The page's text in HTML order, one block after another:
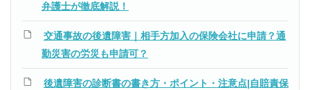
弁護士が徹底解説！
交通事故の後遺障害｜相手方加入の保険会社に申請？通
勤災害の労災も申請可？
後遺障害の診断書の書き方・ポイント・注意点|自賠責保